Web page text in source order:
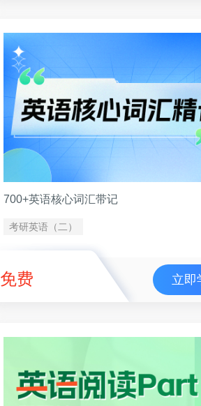
700+英语核心词汇带记
考研英语（二）
免费 立即